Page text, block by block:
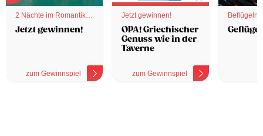
2 Nächte im Romantik
Hotel
Jetzt gewinnen!
zum Gewinnspiel
Jetzt gewinnen!
OPA! Griechischer
Genuss wie in der
Taverne
zum Gewinnspiel